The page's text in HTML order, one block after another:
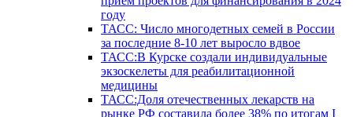
году
ТАСС: Число многодетных семей в России
за последние 8-10 лет выросло вдвое
ТАСС:В Курске создали индивидуальные
экзоскелеты для реабилитационной
медицины
ТАСС:Доля отечественных лекарств на
рынке РФ составила более 38% по итогам I